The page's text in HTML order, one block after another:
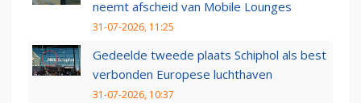
neemt afscheid van Mobile Lounges
31-07-2026, 11:25
Gedeelde tweede plaats Schiphol als best
verbonden Europese luchthaven
31-07-2026, 10:37